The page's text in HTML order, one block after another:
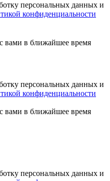
персональных данных и
конфиденциальности
вами в ближайшее время
персональных данных и
конфиденциальности
вами в ближайшее время
персональных данных и